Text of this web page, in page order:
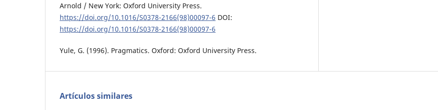
Arnold / New York: Oxford University Press.
https://doi.org/10.1016/S0378-2166(98)00097-6 DOI:
https://doi.org/10.1016/S0378-2166(98)00097-6
Yule, G. (1996). Pragmatics. Oxford: Oxford University Press.
Artículos similares